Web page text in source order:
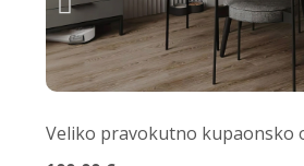
Veliko pravokutno kupaonsko